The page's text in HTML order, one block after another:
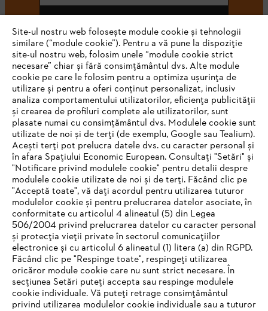
#STIHL
STIHL Romania
Informaţii Utile
IHR BROWSER WIRD NICHT
UNTERSTÜTZT
Site-ul nostru web folosește module cookie și tehnologii
similare (“module cookie”). Pentru a vă pune la dispoziție
site-ul nostru web, folosim unele “module cookie strict
necesare” chiar și fără consimțământul dvs. Alte module
cookie pe care le folosim pentru a optimiza ușurința de
utilizare și pentru a oferi conținut personalizat, inclusiv
analiza comportamentului utilizatorilor, eficiența publicității
și crearea de profiluri complete ale utilizatorilor, sunt
plasate numai cu consimțământul dvs. Modulele cookie sunt
utilizate de noi și de terți (de exemplu, Google sau Tealium).
Acești terți pot prelucra datele dvs. cu caracter personal și
în afara Spațiului Economic European. Consultați "Setări" și
"Notificare privind modulele cookie" pentru detalii despre
modulele cookie utilizate de noi și de terți. Făcând clic pe
"Acceptă toate", vă dați acordul pentru utilizarea tuturor
modulelor cookie și pentru prelucrarea datelor asociate, în
conformitate cu articolul 4 alineatul (5) din Legea
506/2004 privind prelucrarea datelor cu caracter personal
și protecția vieții private în sectorul comunicațiilor
electronice și cu articolul 6 alineatul (1) litera (a) din RGPD.
Făcând clic pe "Respinge toate", respingeți utilizarea
oricăror module cookie care nu sunt strict necesare. În
secțiunea Setări puteți accepta sau respinge modulele
cookie individuale. Vă puteți retrage consimțământul
privind utilizarea modulelor cookie individuale sau a tuturor